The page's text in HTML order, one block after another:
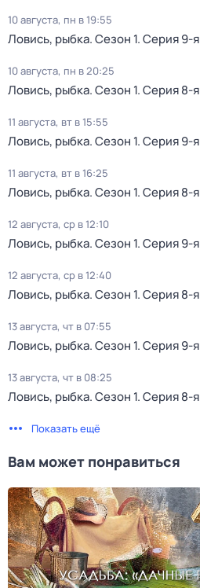
10 августа, пн в 19:55
Ловись, рыбка. Сезон 1. Серия 9-я
10 августа, пн в 20:25
Ловись, рыбка. Сезон 1. Серия 8-я
11 августа, вт в 15:55
Ловись, рыбка. Сезон 1. Серия 9-я
11 августа, вт в 16:25
Ловись, рыбка. Сезон 1. Серия 8-я
12 августа, ср в 12:10
Ловись, рыбка. Сезон 1. Серия 9-я
12 августа, ср в 12:40
Ловись, рыбка. Сезон 1. Серия 8-я
13 августа, чт в 07:55
Ловись, рыбка. Сезон 1. Серия 9-я
13 августа, чт в 08:25
Ловись, рыбка. Сезон 1. Серия 8-я
Показать ещё
Вам может понравиться